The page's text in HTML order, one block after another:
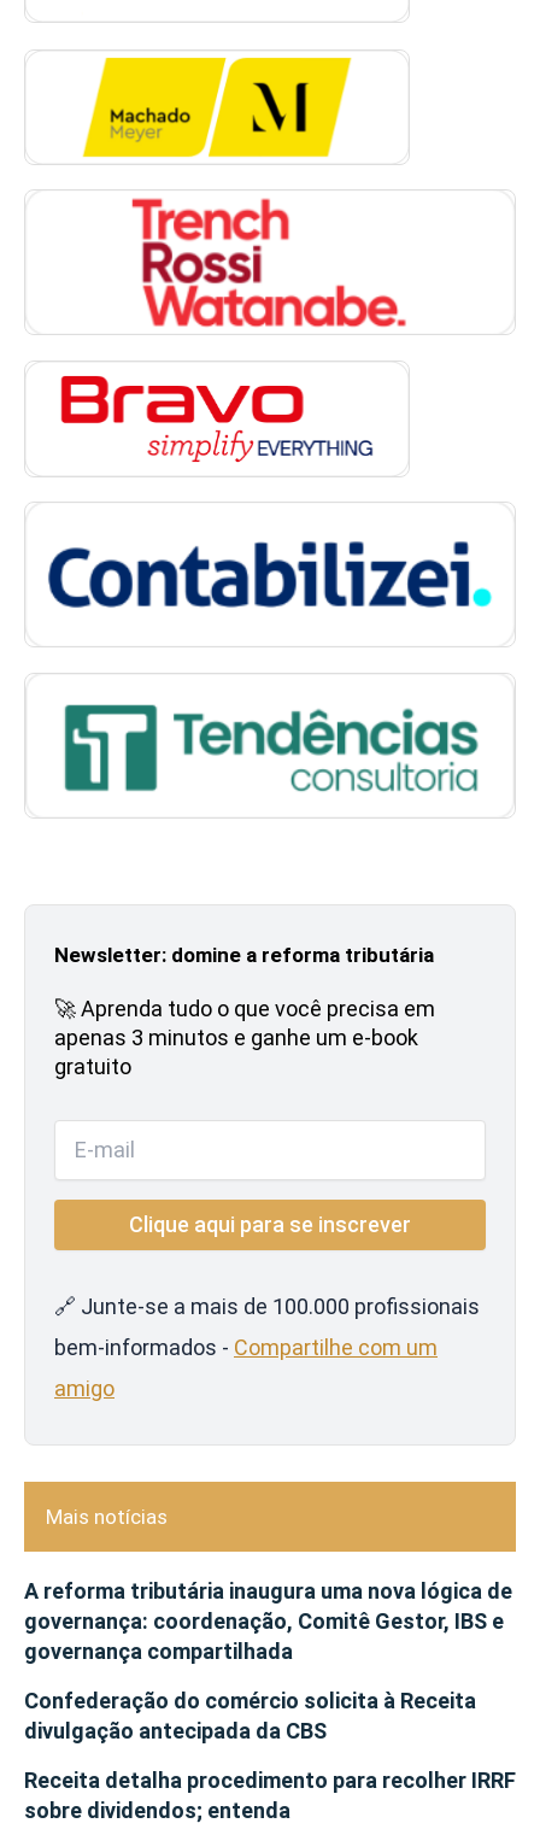
Newsletter: domine a reforma tributária
🚀 Aprenda tudo o que você precisa em
apenas 3 minutos e ganhe um e-book
gratuito
🔗 Junte-se a mais de 100.000 profissionais
bem-informados - Compartilhe com um
amigo
Mais notícias
A reforma tributária inaugura uma nova lógica de
governança: coordenação, Comitê Gestor, IBS e
governança compartilhada
Confederação do comércio solicita à Receita
divulgação antecipada da CBS
Receita detalha procedimento para recolher IRRF
sobre dividendos; entenda